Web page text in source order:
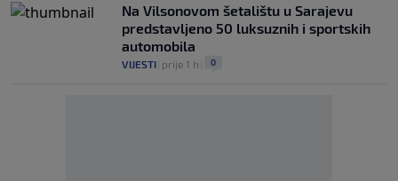
Na Vilsonovom šetalištu u Sarajevu
predstavljeno 50 luksuznih i sportskih
automobila
VIJESTI prije 1 h 0